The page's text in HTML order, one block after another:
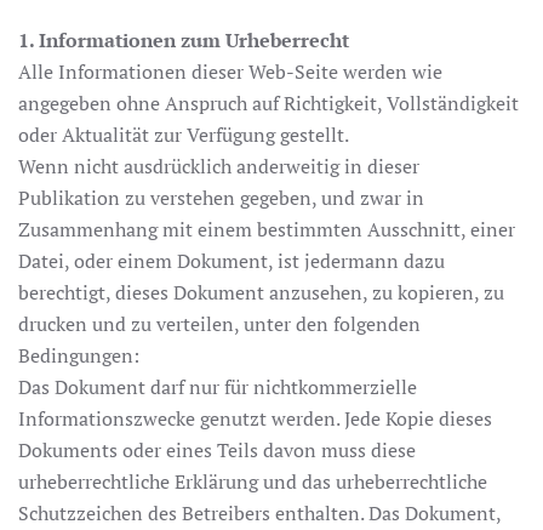
1. Informationen zum Urheberrecht
Alle Informationen dieser Web-Seite werden wie
angegeben ohne Anspruch auf Richtigkeit, Vollständigkeit
oder Aktualität zur Verfügung gestellt.
Wenn nicht ausdrücklich anderweitig in dieser
Publikation zu verstehen gegeben, und zwar in
Zusammenhang mit einem bestimmten Ausschnitt, einer
Datei, oder einem Dokument, ist jedermann dazu
berechtigt, dieses Dokument anzusehen, zu kopieren, zu
drucken und zu verteilen, unter den folgenden
Bedingungen:
Das Dokument darf nur für nichtkommerzielle
Informationszwecke genutzt werden. Jede Kopie dieses
Dokuments oder eines Teils davon muss diese
urheberrechtliche Erklärung und das urheberrechtliche
Schutzzeichen des Betreibers enthalten. Das Dokument,